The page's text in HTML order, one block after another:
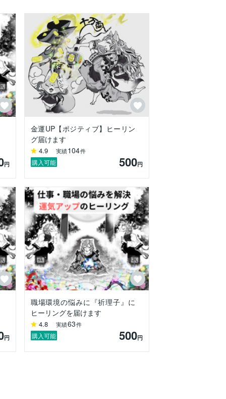
の方々のご相談に応じるようになった
円
金運UP【ポジティブ】ヒーリン
グ届けます
4.9 実績104件
購入可能 500円
円
職場環境の悩みに『祈理子』に
ヒーリングを届けます
4.8 実績63件
購入可能 500円